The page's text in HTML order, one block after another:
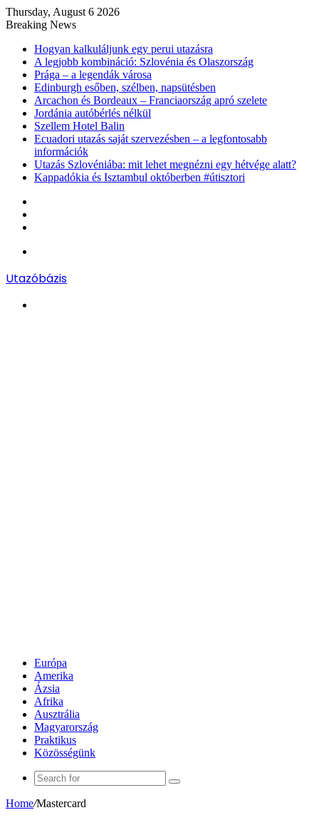
Thursday, August 6 2026
Breaking News
Hogyan kalkuláljunk egy perui utazásra
A legjobb kombináció: Szlovénia és Olaszország
Prága – a legendák városa
Edinburgh esőben, szélben, napsütésben
Arcachon és Bordeaux – Franciaország apró szelete
Jordánia autóbérlés nélkül
Szellem Hotel Balin
Ecuadori utazás saját szervezésben – a legfontosabb
információk
Utazás Szlovéniába: mit lehet megnézni egy hétvége alatt?
Kappadókia és Isztambul októberben #útisztori
Utazóbázis
Európa
Amerika
Ázsia
Afrika
Ausztrália
Magyarország
Praktikus
Közösségünk
Search
Home/Mastercard